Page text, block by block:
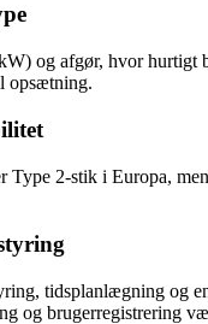
og afgør, hvor hurtigt
opsætning.
Type 2-stik i Europa,
tidsplanlægning og
og brugerregistrering